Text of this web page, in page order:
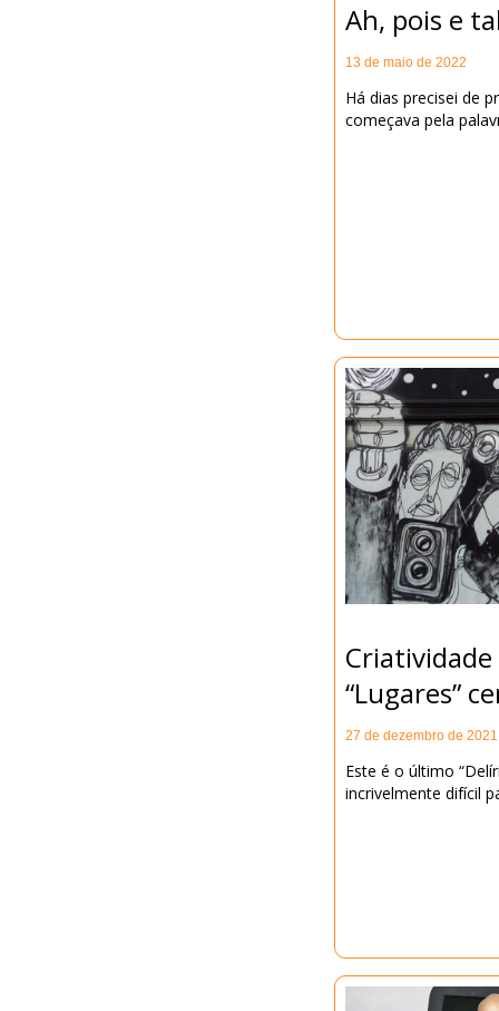
Ah, pois e
13 de maio de 2022
Há dias precisei de
começava pela
“Lugares”
27 de dezembro de 2021
Este é o último
incrivelmente difícil